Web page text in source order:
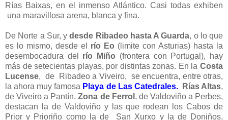
Rías Baixas, en el inmenso Atlántico. Casi todas exhiben
una maravillosa arena, blanca y fina.
De Norte a Sur, ydesde Ribadeo hasta A Guarda, o lo que
es lo mismo, desde el río Eo (limite con Asturias) hasta la
desembocadura del río Miño (frontera con Portugal), hay
más de setecientas playas, por distintas zonas. En la Costa
Lucense, de Ribadeo a Viveiro, se encuentra, entre otras,
la ahora muy famosa Playa de Las Catedrales. Rías Altas,
de Viveiro a Pantín.Zona de Ferrol , de Valdoviño a Perbes,
destacan la de Valdoviño y las que rodean los Cabos de
Prior y Prioriño como la de San Xurxo y la de Doniños,